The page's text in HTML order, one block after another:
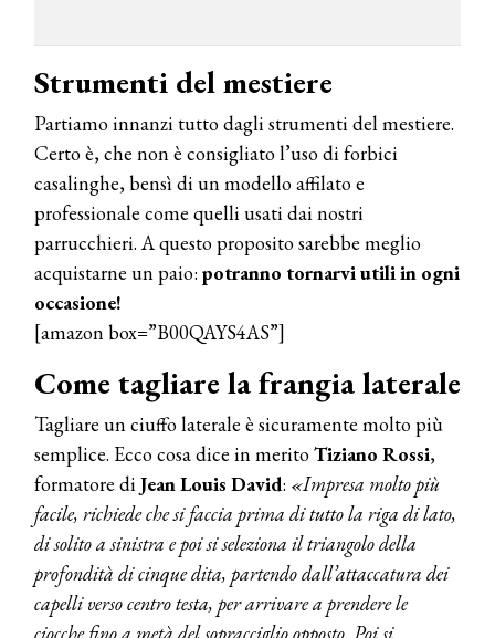
Strumenti del mestiere
Partiamo innanzi tutto dagli strumenti del mestiere.
Certo è, che non è consigliato l’uso di forbici
casalinghe, bensì di un modello affilato e
professionale come quelli usati dai nostri
parrucchieri. A questo proposito sarebbe meglio
acquistarne un paio: potranno tornarvi utili in ogni
occasione!
[amazon box=”B00QAYS4AS”]
Come tagliare la frangia laterale
Tagliare un ciuffo laterale è sicuramente molto più
semplice. Ecco cosa dice in meritoTiziano Rossi,
formatore diJean Louis David: «Impresa molto più
facile, richiede che si faccia prima di tutto la riga di lato,
di solito a sinistra e poi si seleziona il triangolo della
profondità di cinque dita, partendo dall’attaccatura dei
capelli verso centro testa, per arrivare a prendere le